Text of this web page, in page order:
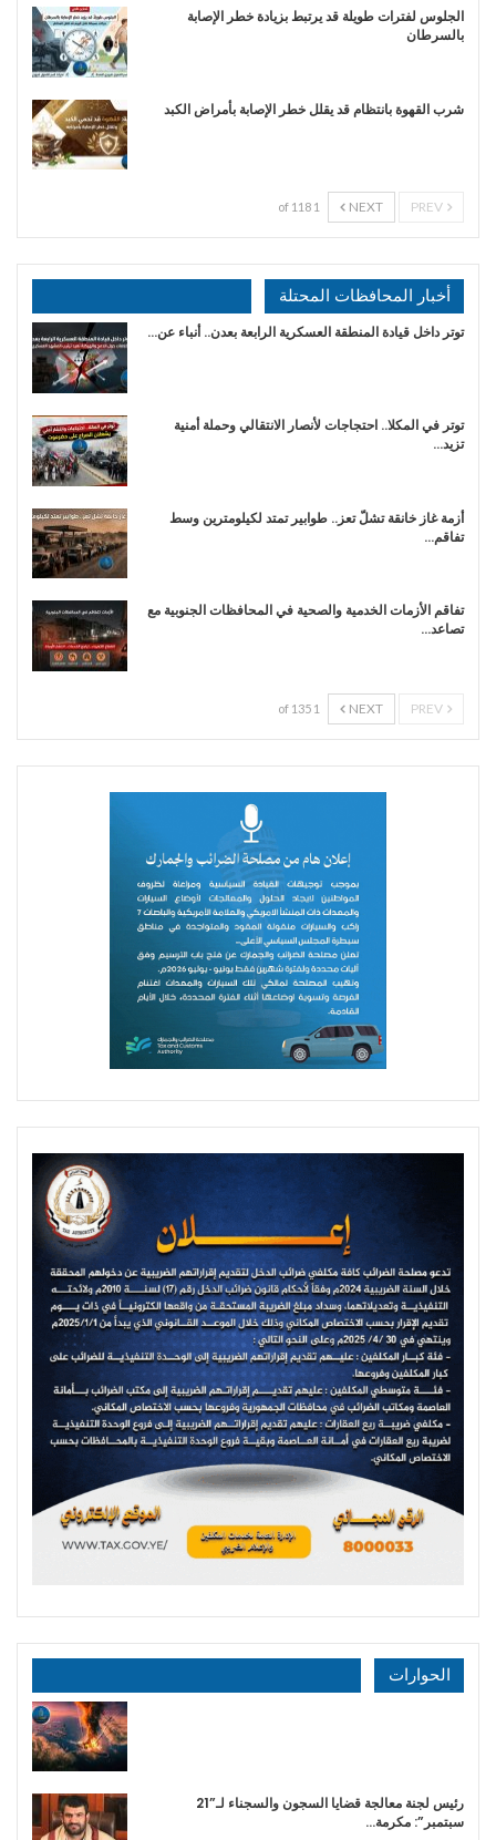
الجلوس لفترات طويلة قد يرتبط بزيادة خطر الإصابة
بالسرطان
شرب القهوة بانتظام قد يقلل خطر الإصابة بأمراض الكبد
NEXT
1 of 118
أخبار المحافظات المحتلة
توتر داخل قيادة المنطقة العسكرية الرابعة بعدن.. أنباء عن…
توتر في المكلا.. احتجاجات لأنصار الانتقالي وحملة أمنية
تزيد…
أزمة غاز خانقة تشلّ تعز.. طوابير تمتد لكيلومترين وسط
تفاقم…
تفاقم الأزمات الخدمية والصحية في المحافظات الجنوبية مع
تصاعد…
NEXT
1 of 135
الحوارات
رئيس لجنة معالجة قضايا السجون والسجناء لـ”21
سبتمبر”: مكرمة…